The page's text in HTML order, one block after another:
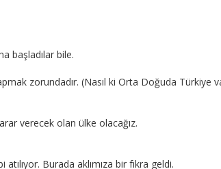
başladılar bile.
zorundadır. (Nasıl ki Orta Doğuda
verecek olan ülke olacağız.
Burada aklımıza bir fıkra geldi.